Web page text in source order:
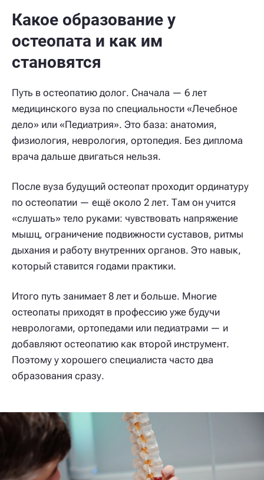
Какое образование у
остеопата и как им
становятся
Путь в остеопатию долог. Сначала — 6 лет
медицинского вуза по специальности «Лечебное
дело» или «Педиатрия». Это база: анатомия,
физиология, неврология, ортопедия. Без диплома
врача дальше двигаться нельзя.
После вуза будущий остеопат проходит ординатуру
по остеопатии — ещё около 2 лет. Там он учится
«слушать» тело руками: чувствовать напряжение
мышц, ограничение подвижности суставов, ритмы
дыхания и работу внутренних органов. Это навык,
который ставится годами практики.
Итого путь занимает 8 лет и больше. Многие
остеопаты приходят в профессию уже будучи
неврологами, ортопедами или педиатрами — и
добавляют остеопатию как второй инструмент.
Поэтому у хорошего специалиста часто два
образования сразу.